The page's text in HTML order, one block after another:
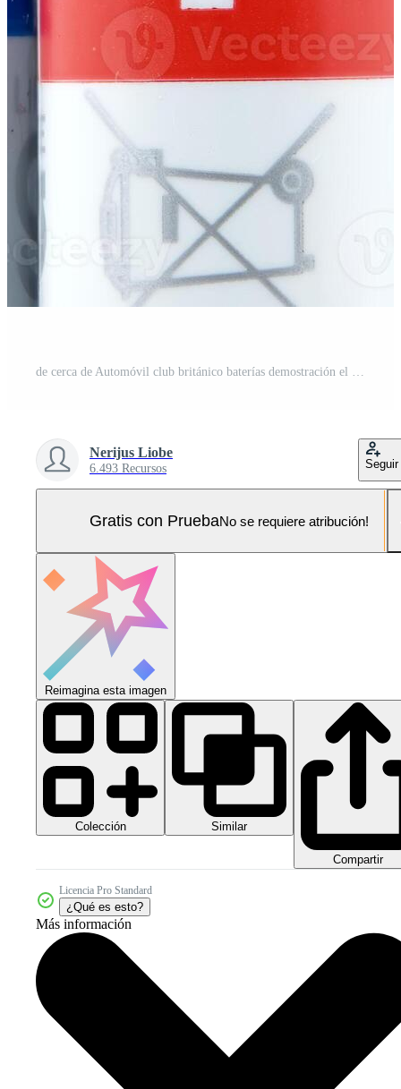
de cerca de Automóvil club británico baterías demostración el positivo terminales Foto Pro
Nerijus Liobe
6.493 Recursos Seguir
Gratis con PruebaNo se requiere atribución!
Reimagina esta imagen
Colección Similar
Compartir
Licencia Pro Standard
¿Qué es esto?
Más información